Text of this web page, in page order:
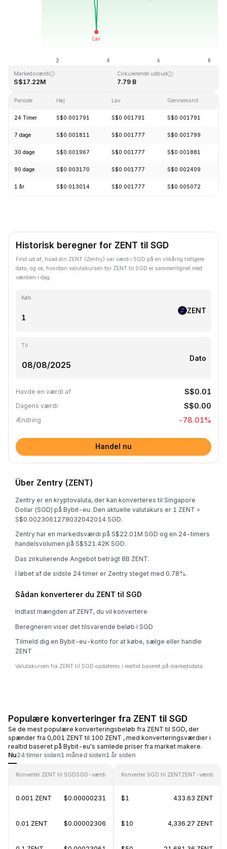
Sidst opdateret: 2026-08-08, 08:12 GMT+0
Markedsværdi
S$17.22M
Cirkulerende udbud
7.79 B
Periode Høj Lav Gennemsnit
24 Timer S$0.001791 S$0.001791 S$0.001791
7 dage S$0.001811 S$0.001777 S$0.001799
30 dage S$0.001967 S$0.001777 S$0.001881
90 dage S$0.003170 S$0.001777 S$0.002409
1 år S$0.013014 S$0.001777 S$0.005072
Historisk beregner for ZENT til SGD
Find ud af, hvad din ZENT (Zentry) var værd i SGD på en vilkårlig tidligere
dato, og se, hvordan valutakursen for ZENT til SGD er sammenlignet med
værdien i dag.
Køb
ZENT
Til
Dato
Havde en værdi af S$0.01
Dagens værdi S$0.00
Ændring -78.01%
Handel nu
Über Zentry (ZENT)
Zentry er en kryptovaluta, der kan konverteres til Singapore
Dollar (SGD) på Bybit-eu. Den aktuelle valutakurs er 1 ZENT =
S$0.0023061279032042014 SGD.
Zentry har en markedsværdi på S$22.01M SGD og en 24-timers
handelsvolumen på S$521.42K SGD.
Das zirkulierende Angebot beträgt 8B ZENT.
I løbet af de sidste 24 timer er Zentry steget med 0.78%.
Sådan konverterer du ZENT til SGD
Indtast mængden af ZENT, du vil konvertere
Beregneren viser det tilsvarende beløb i SGD
Tilmeld dig en Bybit-eu-konto for at købe, sælge eller handle
ZENT
Valutakursen fra ZENT til SGD opdateres i realtid baseret på markedsdata.
Populære konverteringer fra ZENT til SGD
Se de mest populære konverteringsbeløb fra ZENT til SGD, der
spænder fra 0,001 ZENT til 100 ZENT , med konverteringsværdier i
realtid baseret på Bybit-eu's samlede priser fra market makere.
Nu24 timer siden1 måned siden1 år siden
Konverter ZENT til SGDSGD-værdi
0.001 ZENT $0.00000231
0.01 ZENT $0.00002306
Konverter SGD til ZENTZENT-værdi
$1 433.63 ZENT
$10 4,336.27 ZENT